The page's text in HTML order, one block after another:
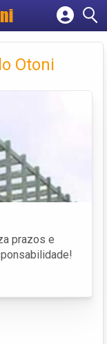
Otoni
prazos e